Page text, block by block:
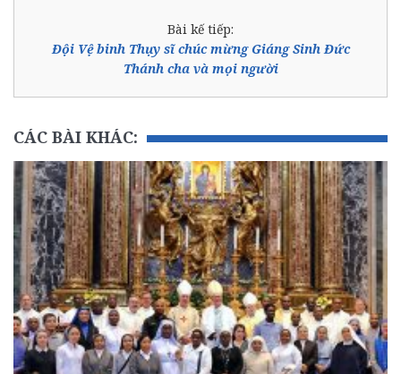
Bài kế tiếp:
Đội Vệ binh Thụy sĩ chúc mừng Giáng Sinh Đức
Thánh cha và mọi người
CÁC BÀI KHÁC: